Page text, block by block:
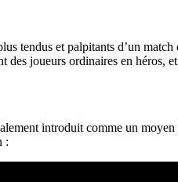
tendus et palpitants d’un
des joueurs ordinaires en héros,
introduit comme un
: